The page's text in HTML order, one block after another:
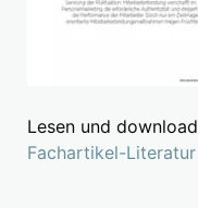
Lesen und
Fachartikel-